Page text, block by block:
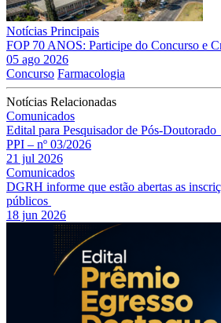
Notícias Principais
FOP 70 ANOS: Participe do Concurso e
05 ago 2026
Concurso Farmacologia
Notícias Relacionadas
Comunicados
Edital para Pesquisador de Pós-Doutorado
PPI – nº 03/2026
21 jul 2026
Comunicados
DGRH informe que estão abertas as
públicos
18 jun 2026